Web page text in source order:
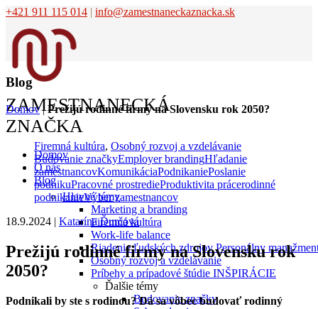
+421 911 115 014 | info@zamestnaneckaznacka.sk
ZAMESTNANECKÁ
ZNAČKA
Domov
O nás
Blog
Hlavné témy
Marketing a branding
Firemná kultúra
Work-life balance
Riadenie ľudských zdrojovPersonálny
Osobný rozvoj a vzdelávanie
Príbehy a prípadové štúdie INŠPIRÁCIE
Ďalšie témy
Budovanie značky
Blog
Domov|Prežijú rodinné firmy na Slovensku rok 2050?
Firemná kultúra, Osobný rozvoj a vzdelávanie
Budovanie značkyEmployer brandingHľadanie
zamestnancovKomunikáciaPodnikaniePoslanie
podnikuPracovné prostredieProduktivita prácerodinné
podnikanieVýber zamestnancov
18.9.2024 | Katarína Ďurčová
Prežijú rodinné firmy na Slovensku rok
2050?
Podnikali by ste s rodinou? Dá sa vôbec budovať rodinný